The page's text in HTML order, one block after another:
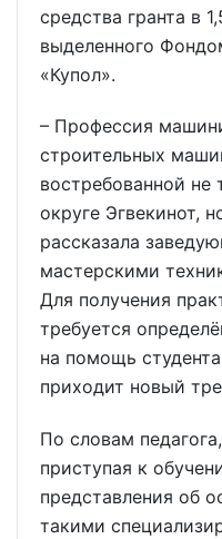
средства гранта в
выделенного
«Купол».
– Профессия
строительных
востребованной не
округе Эгвекинот,
рассказала
мастерскими
Для получения
требуется
на помощь
приходит новый
По словам
приступая к
представления об
такими